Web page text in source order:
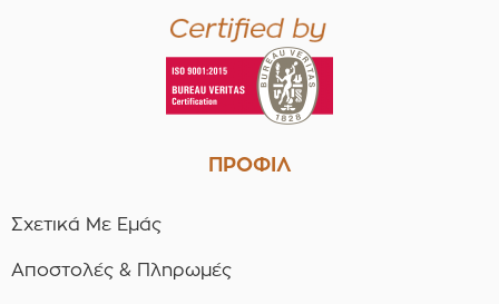
ΠΡΟΦΙΛ
Σχετικά Με Εμάς
Αποστολές & Πληρωμές